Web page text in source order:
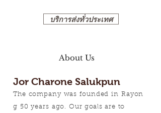
บริการส่งทั่วประเทศ
About Us
Jor Charone Salukpun
The company was founded in Rayon
g 50 years ago. Our goals are to